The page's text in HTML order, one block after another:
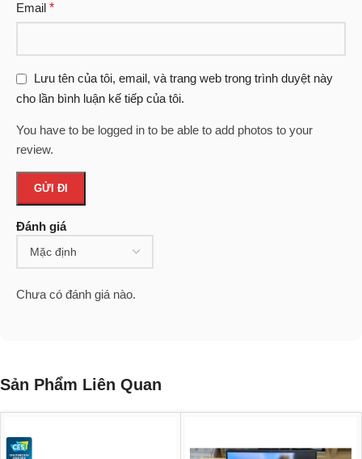
Đánh giá
Chưa có đánh giá nào.
Email *
Lưu tên của tôi, email, và trang web trong trình duyệt này
cho lần bình luận kế tiếp của tôi.
You have to be logged in to be able to add photos to your
review.
Sản Phẩm Liên Quan